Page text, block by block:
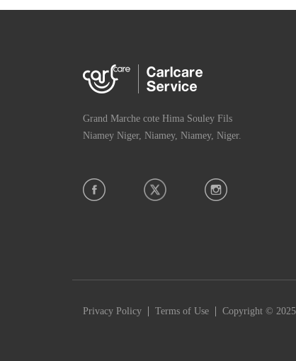
Grand Marche cote Hima Souley Fils
Niamey Niger, Niamey, Niamey, Niger.
Privacy Policy | Terms of Use | Copyright © 2025